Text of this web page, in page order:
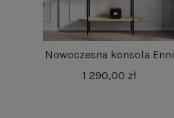
Nowoczesna konsola Enni
1 290,00 zł